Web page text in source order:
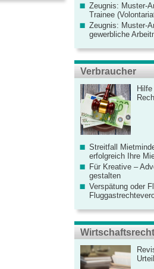
Zeugnis: Muster-
Trainee
Zeugnis: Muster-
gewerbliche
Verbraucher
Streitfall
erfolgreich Ihre
Für Kreative –
gestalten
Verspätung oder
Wirtschaftsrecht